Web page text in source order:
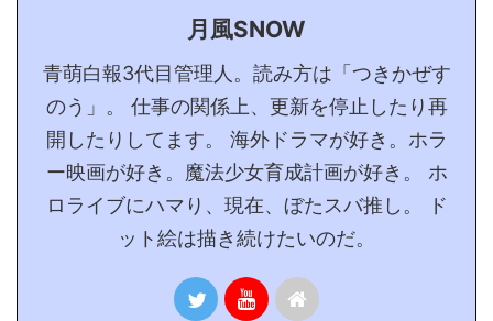
月風SNOW
青萌白報3代目管理人。読み方は「つきかぜす
のう」。 仕事の関係上、更新を停止したり再
開したりしてます。 海外ドラマが好き。ホラ
ー映画が好き。魔法少女育成計画が好き。 ホ
ロライブにハマり、現在、ぼたスバ推し。 ド
ット絵は描き続けたいのだ。